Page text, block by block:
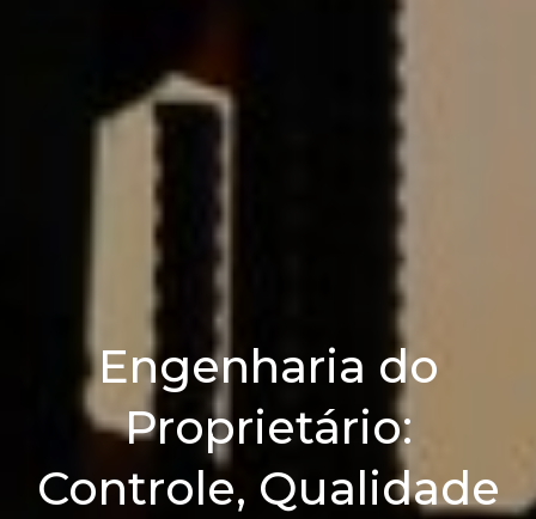
Engenharia do
Proprietário:
Controle, Qualidade